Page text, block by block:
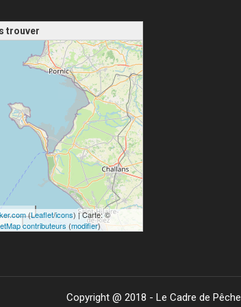
trouver
de la carte - veuillez patienter...
(Leaflet/icons) | Carte: ©
contributeurs (modifier)
Copyright @ 2018 - Le Cadre de Pêche